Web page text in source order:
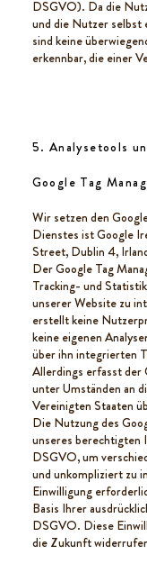
DSGVO). Da die
und die Nutzer selbst
sind keine
erkennbar, die einer
5. Analysetools
Google Tag
Wir setzen den
Dienstes ist Google
Street, Dublin 4,
Der Google Tag
Tracking- und
unserer Website zu
erstellt keine
keine eigenen
über ihn integrierten
Allerdings erfasst der
unter Umständen an
Vereinigten Staaten
Die Nutzung des
unseres berechtigten
DSGVO, um
und unkompliziert zu
Einwilligung
Basis Ihrer
DSGVO. Diese
die Zukunft